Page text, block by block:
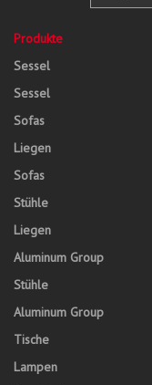
Produkte
Sessel
Sessel
Sofas
Liegen
Sofas
Stühle
Liegen
Aluminum Group
Stühle
Aluminum Group
Tische
Lampen